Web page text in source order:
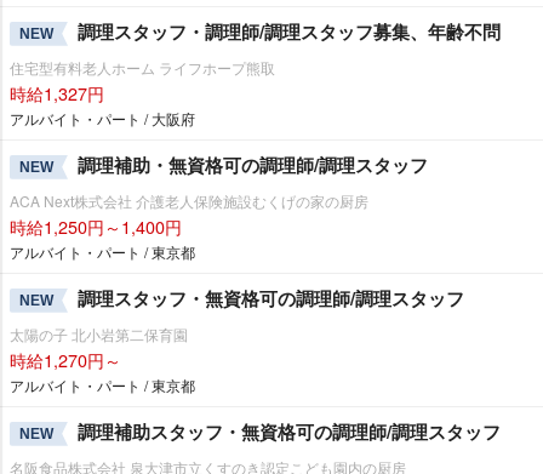
NEW 調理スタッフ・調理師/調理スタッフ募集、年齢不問
住宅型有料老人ホーム ライフホープ熊取
時給1,327円
アルバイト・パート / 大阪府
NEW 調理補助・無資格可の調理師/調理スタッフ
ACA Next株式会社 介護老人保険施設むくげの家の厨房
時給1,250円～1,400円
アルバイト・パート / 東京都
NEW 調理スタッフ・無資格可の調理師/調理スタッフ
太陽の子 北小岩第二保育園
時給1,270円～
アルバイト・パート / 東京都
NEW 調理補助スタッフ・無資格可の調理師/調理スタッフ
名阪食品株式会社 泉大津市立くすのき認定こども園内の厨房